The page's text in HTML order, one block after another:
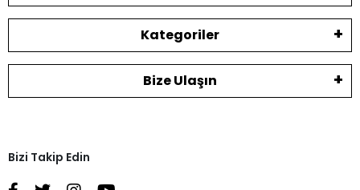
Kategoriler
Bize Ulaşın
Bizi Takip Edin